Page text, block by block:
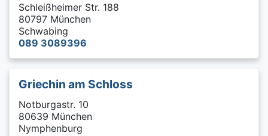
Schleißheimer Str. 188
80797 München
Schwabing
089 3089396
Griechin am Schloss
Notburgastr. 10
80639 München
Nymphenburg